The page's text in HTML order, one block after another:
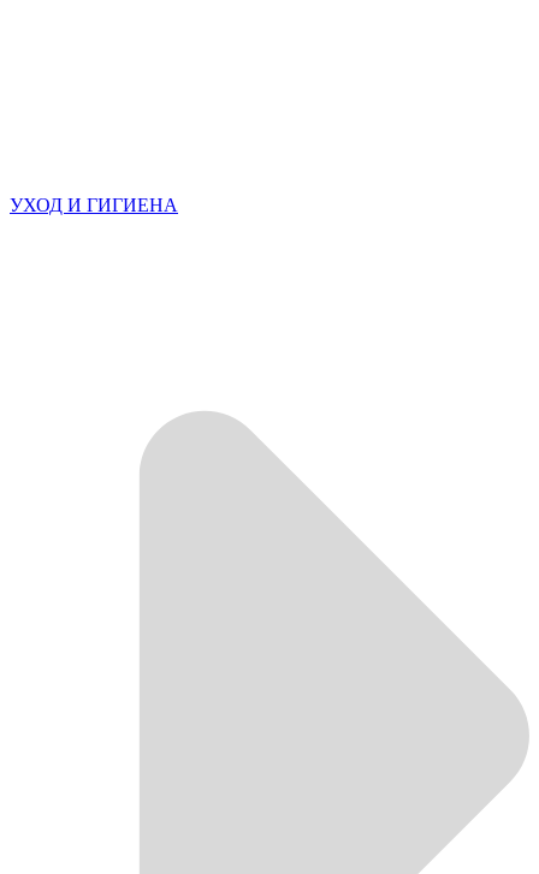
УХОД И ГИГИЕНА